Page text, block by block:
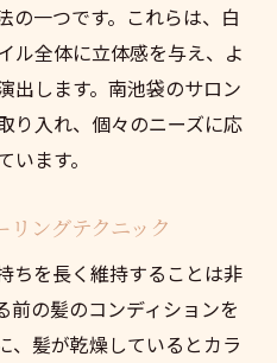
の一つです。これらは、白
ル全体に立体感を与え、よ
出します。南池袋のサロン
り入れ、個々のニーズに応
ます。
ングテクニック
ちを長く維持することは非
前の髪のコンディションを
、髪が乾燥しているとカラ